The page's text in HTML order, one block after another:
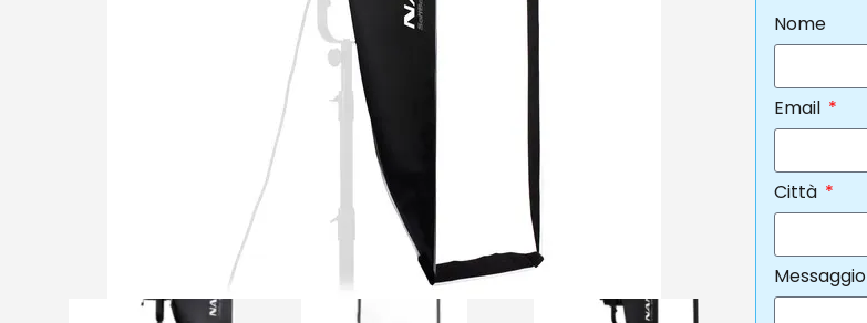
Nome
Email
Città
Messaggio